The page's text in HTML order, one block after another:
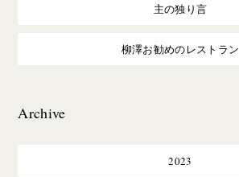
主の独り言
柳澤お勧めのレストラン
Archive
2023